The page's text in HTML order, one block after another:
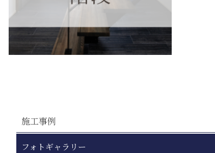
施工事例
フォトギャラリー